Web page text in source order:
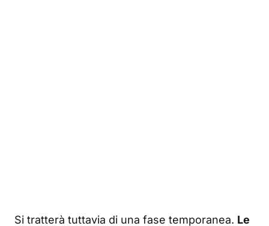
Si tratterà tuttavia di una fase temporanea. Le